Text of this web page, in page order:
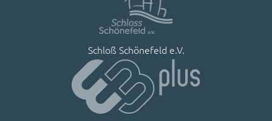
Schloß Schönefeld e.V.